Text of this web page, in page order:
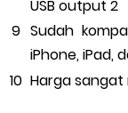
USB output 2
Sudah
iPhone, iPad,
Harga